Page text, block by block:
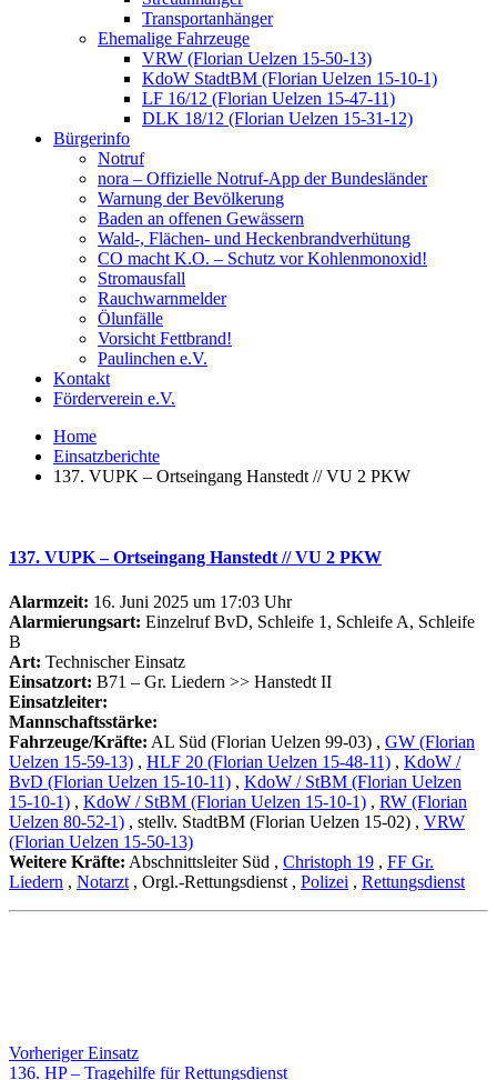
Transportanhänger
Ehemalige Fahrzeuge
VRW (Florian Uelzen 15-50-13)
KdoW StadtBM (Florian Uelzen 15-10-1)
LF 16/12 (Florian Uelzen 15-47-11)
DLK 18/12 (Florian Uelzen 15-31-12)
Bürgerinfo
Notruf
nora – Offizielle Notruf-App der Bundesländer
Warnung der Bevölkerung
Baden an offenen Gewässern
Wald-, Flächen- und Heckenbrandverhütung
CO macht K.O. – Schutz vor Kohlenmonoxid!
Stromausfall
Rauchwarnmelder
Ölunfälle
Vorsicht Fettbrand!
Paulinchen e.V.
Kontakt
Förderverein e.V.
Home
Einsatzberichte
137. VUPK – Ortseingang Hanstedt // VU 2 PKW
137. VUPK – Ortseingang Hanstedt // VU 2 PKW
Alarmzeit: 16. Juni 2025 um 17:03 Uhr
Alarmierungsart: Einzelruf BvD, Schleife 1, Schleife A, Schleife
B
Art: Technischer Einsatz
Einsatzort: B71 – Gr. Liedern >> Hanstedt II
Einsatzleiter:
Mannschaftsstärke:
Fahrzeuge/Kräfte: AL Süd (Florian Uelzen 99-03) , GW (Florian
Uelzen 15-59-13) , HLF 20 (Florian Uelzen 15-48-11) , KdoW /
BvD (Florian Uelzen 15-10-11) , KdoW / StBM (Florian Uelzen
15-10-1) , KdoW / StBM (Florian Uelzen 15-10-1) , RW (Florian
Uelzen 80-52-1) , stellv. StadtBM (Florian Uelzen 15-02) , VRW
(Florian Uelzen 15-50-13)
Weitere Kräfte: Abschnittsleiter Süd , Christoph 19 , FF Gr.
Liedern , Notarzt , Orgl.-Rettungsdienst , Polizei , Rettungsdienst
Beitragsnavigation
Vorheriger EinsatzVorheriger
Einsatz:
136. HP – Tragehilfe für Rettungsdienst